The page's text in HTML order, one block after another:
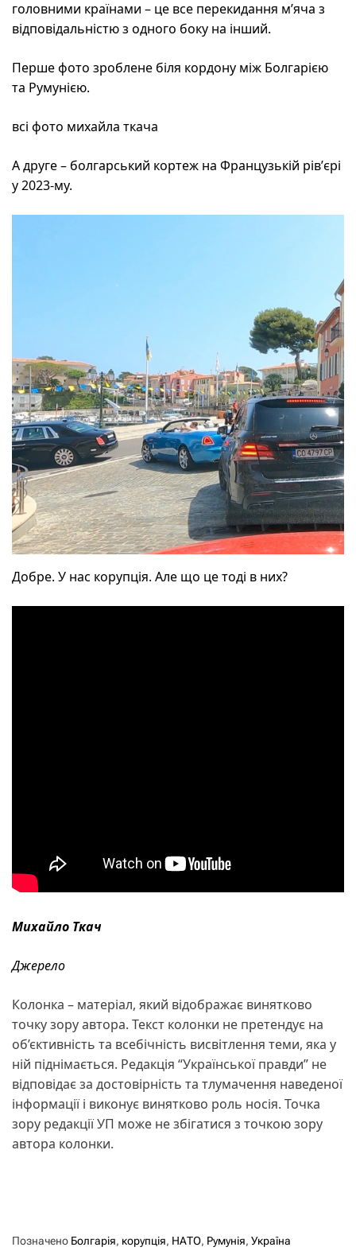
головними країнами – це все перекидання м’яча з
відповідальністю з одного боку на інший.
Перше фото зроблене біля кордону між Болгарією
та Румунією.
всі фото михайла ткача
А друге – болгарський кортеж на Французькій рівʼєрі
у 2023-му.
Добре. У нас корупція. Але що це тоді в них?
Михайло Ткач
Джерело
Колонка – матеріал, який відображає винятково
точку зору автора. Текст колонки не претендує на
об’єктивність та всебічність висвітлення теми, яка у
ній піднімається. Редакція “Української правди” не
відповідає за достовірність та тлумачення наведеної
інформації і виконує винятково роль носія. Точка
зору редакції УП може не збігатися з точкою зору
автора колонки.
Позначено Болгарія, корупція, НАТО, Румунія, Україна